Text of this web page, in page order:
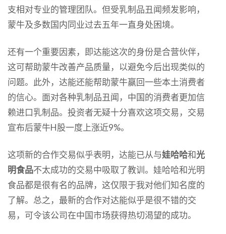
支相对专业的管理团队。但受乳制品丑闻频发影响，
蒙牛及多数国内同业过去五年一直身处困境。
还有一个重要因素，即达能这次的身份是合营伙伴，
这可帮助蒙牛改善产品质量，以避免今后出现类似的
问题。此外，达能还能帮助蒙牛赢回一些本土消费者
的信心。面对各种乳制品丑闻，中国的消费者更加信
赖进口乳制品。投资者无疑十分喜欢这项交易，交易
宣布后蒙牛H股一度上涨近9%。
这项新的合作交易似乎表明，达能已从与娃哈哈和光
明食品不太成功的交易中吸取了教训。娃哈哈和光明
食品都是很有名的品牌，这仅限于我对他们知名度的
了解。总之，最新的合作对达能似乎是很不错的交
易，可令该公司在中国市场获得热切渴望的成功。